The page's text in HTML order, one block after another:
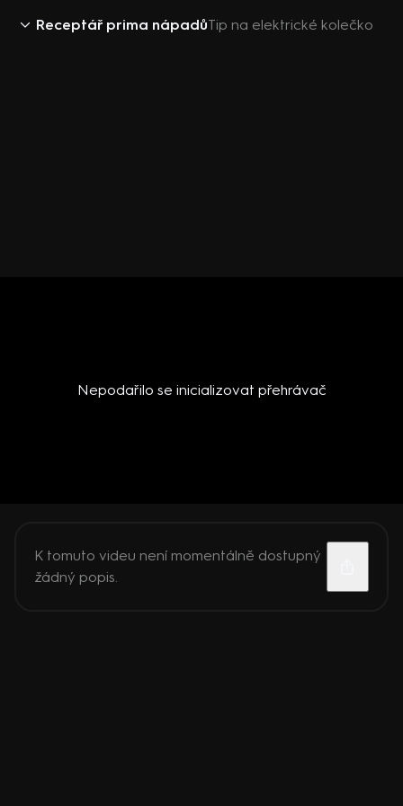
Receptář prima nápadůTip na elektrické kolečko
Nepodařilo se inicializovat přehrávač
K tomuto videu není momentálně dostupný
žádný popis.